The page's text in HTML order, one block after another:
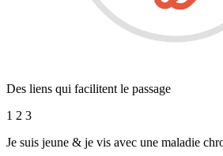
Des liens qui facilitent le passage
1 2 3
Je suis jeune & je vis avec une maladie